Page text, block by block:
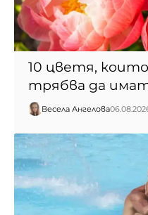
10 цветя,
трябва да
Весела Ангелова